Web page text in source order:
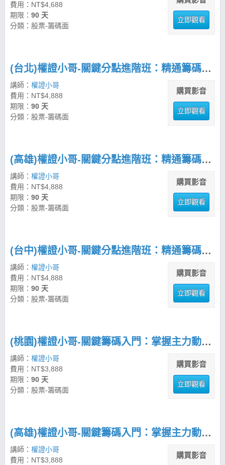
費用：NT$4,688
期限： 90 天
分類：股票-籌碼面
立即觀看
(台北)權證小哥-關鍵分點進階班：精通籌碼分析與市場波段操作
講師： 權證小哥
費用：NT$4,888
期限： 90 天
分類：股票-籌碼面
購買影音
立即觀看
(高雄)權證小哥-關鍵分點進階班：精通籌碼分析與市場波段操作
講師： 權證小哥
費用：NT$4,888
期限： 90 天
分類：股票-籌碼面
購買影音
立即觀看
(台中)權證小哥-關鍵分點進階班：精通籌碼分析與市場波段操作
講師： 權證小哥
費用：NT$4,888
期限： 90 天
分類：股票-籌碼面
購買影音
立即觀看
(桃園)權證小哥-關鍵籌碼入門：掌握主力動向的分析技巧
講師： 權證小哥
費用：NT$3,888
期限： 90 天
分類：股票-籌碼面
購買影音
立即觀看
(高雄)權證小哥-關鍵籌碼入門：掌握主力動向的分析技巧
講師： 權證小哥
費用：NT$3,888
購買影音